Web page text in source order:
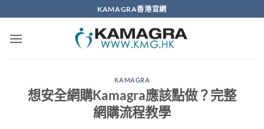
to
content
KAMAGRA香港官網
KAMAGRA
想安全網購Kamagra應該點做？完整
網購流程教學